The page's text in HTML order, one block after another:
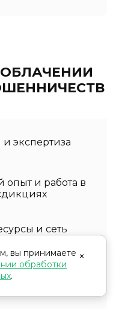
и экспертиза
и работа в
и сеть
сервис для
×
вы принимаете
обработки
.